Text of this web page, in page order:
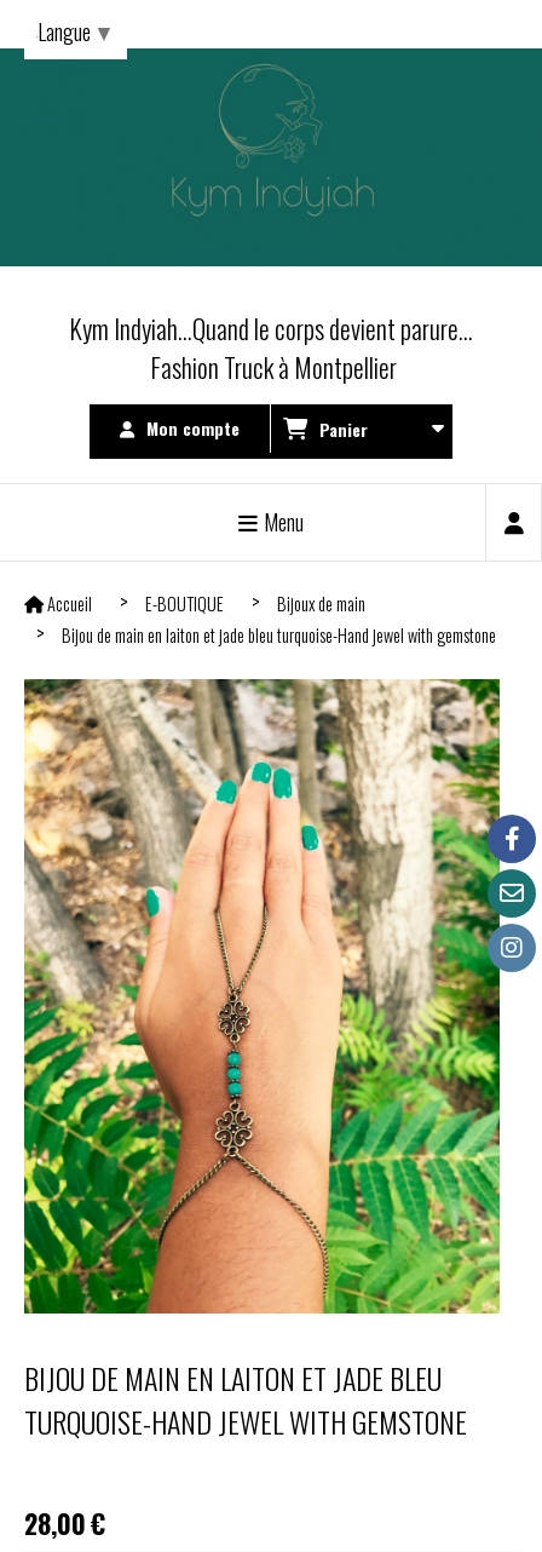
Kym Indyiah...Quand le corps devient parure...
Fashion Truck à Montpellier
Mon compte Panier
Menu
Accueil E-BOUTIQUE
Bijoux de main
Bijou de main en laiton et jade bleu turquoise-Hand jewel with gemstone
BIJOU DE MAIN EN LAITON ET JADE BLEU
TURQUOISE-HAND JEWEL WITH GEMSTONE
28,00€
Langue ▼